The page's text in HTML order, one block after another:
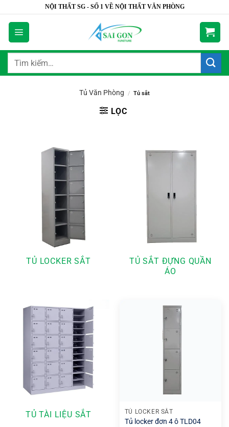
dung
NỘI THẤT SG - SỐ 1 VỀ NỘI THẤT VĂN PHÒNG
Tìm
Tủ Văn Phòng / Tủ sắt
LỌC
TỦ LOCKER SẮT
TỦ SẮT ĐỰNG QUẦN
ÁO
TỦ TÀI LIỆU SẮT TỦ LOCKER SẮT
Tủ locker đơn 4 ô TLD04